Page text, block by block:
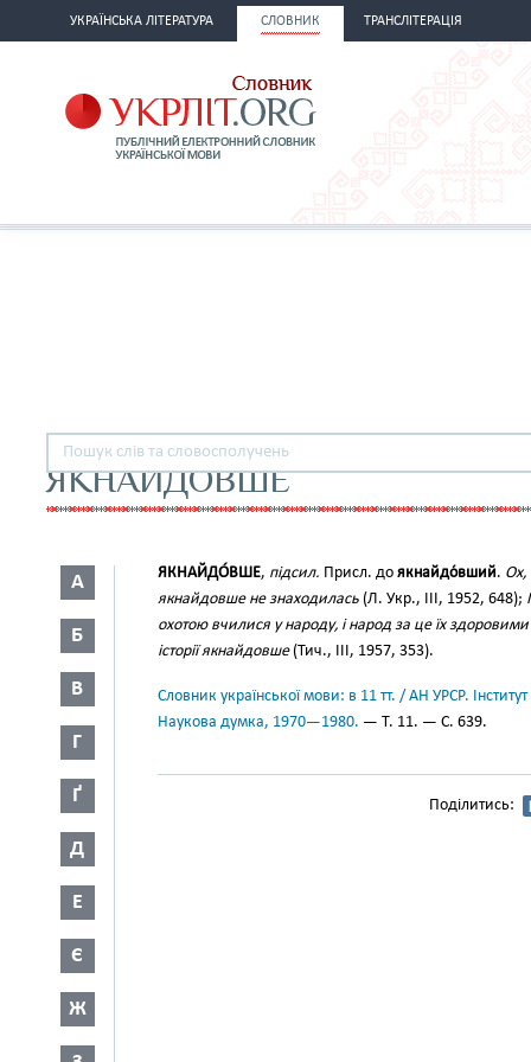
УКРАЇНСЬКА ЛІТЕРАТУРА СЛОВНИК ТРАНСЛІТЕРАЦІЯ
ЯКНАЙДОВШЕ
А
Б
В
Г
Ґ
Д
Е
Є
Ж
ЯКНАЙДО́ВШЕ, підсил. Присл. до якнайдо́вший. Ох,
якнайдовше не знаходилась (Л. Укр., III, 1952, 648);
охотою вчилися у народу, і народ за це їх
історії якнайдовше(Тич., III, 1957, 353).
Словник української мови: в 11 тт. / АН УРСР.
Наукова думка, 1970—1980. — Т. 11. — С. 639.
Поділитись: